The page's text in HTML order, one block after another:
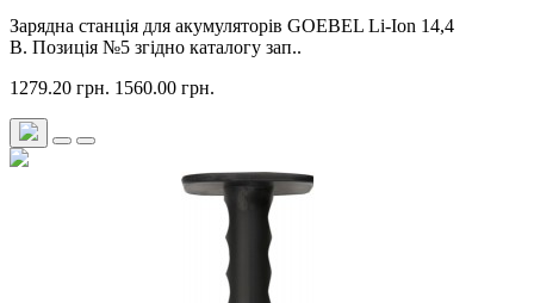
Зарядна станція для акумуляторів GOEBEL Li-Ion 14,4
В. Позиція №5 згідно каталогу зап..
1279.20 грн. 1560.00 грн.